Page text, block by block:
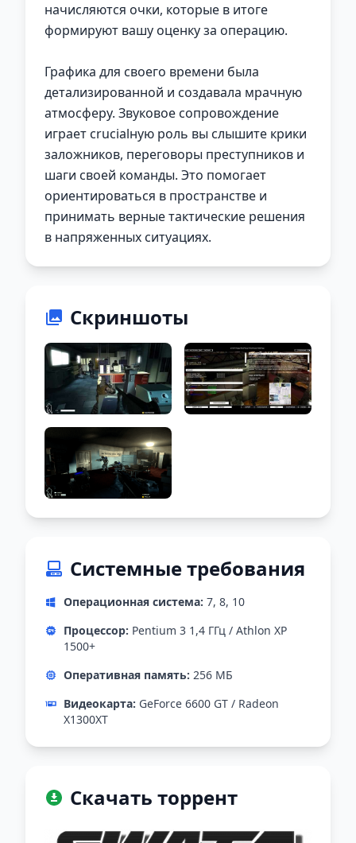
начисляются очки, которые в итоге
формируют вашу оценку за операцию.
Графика для своего времени была
детализированной и создавала мрачную
атмосферу. Звуковое сопровождение
играет crucialную роль вы слышите крики
заложников, переговоры преступников и
шаги своей команды. Это помогает
ориентироваться в пространстве и
принимать верные тактические решения
в напряженных ситуациях.
Скриншоты
Системные требования
Операционная система: 7, 8, 10
Процессор: Pentium 3 1,4 ГГц / Athlon ХР
1500+
Оперативная память: 256 МБ
Видеокарта: GeForce 6600 GT / Radeon
X1300XT
Скачать торрент